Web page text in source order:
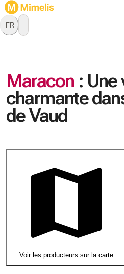
FR
Maracon : Une
charmante
de Vaud
Voir les producteurs sur la carte